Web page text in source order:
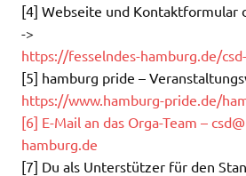
[4] Webseite und Kontaktformular
->
https://fesselndes-hamburg.de/
[5] hamburg pride –
https://www.hamburg-pride.de/
[6] E-Mail an das Orga-Team –
hamburg.de
[7] Du als Unterstützer für den